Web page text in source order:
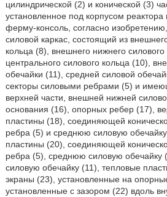
цилиндрической (2) и конической (3)
установленное под корпусом
ферму-консоль, согласно
силовой каркас, состоящий из
кольца (8), внешнего нижнего
центрального силового кольца (10),
обечайки (11), средней силовой
секторы силовыми ребрами (5) и
верхней части, внешней нижней
основания (16), опорных ребер (17),
пластины (18), соединяющей
ребра (5) и среднюю силовую
пластины (20), соединяющей
ребра (5), среднюю силовую
силовую обечайку (11), тепловые
экраны (23), установленные на
установленные с зазором (22) вдоль